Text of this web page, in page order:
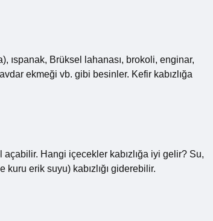
ıspanak, Brüksel lahanası, brokoli, enginar,
ekmeği vb. gibi besinler. Kefir kabızlığa
açabilir. Hangi içecekler kabızlığa iyi gelir? Su,
erik suyu) kabızlığı giderebilir.